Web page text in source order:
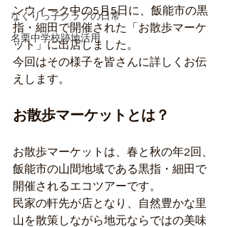
なぐりっ子クラブの日常
名栗中学校跡地活用
ンウィーク中の5月5日に、飯能市の黒
指・細田で開催された「お散歩マーケ
ット」に出店しました。
今回はその様子を皆さんに詳しくお伝
えします。
お散歩マーケットとは？
お散歩マーケットは、春と秋の年2回、
飯能市の山間地域である黒指・細田で
開催されるエコツアーです。
民家の軒先が店となり、自然豊かな里
山を散策しながら地元ならではの美味